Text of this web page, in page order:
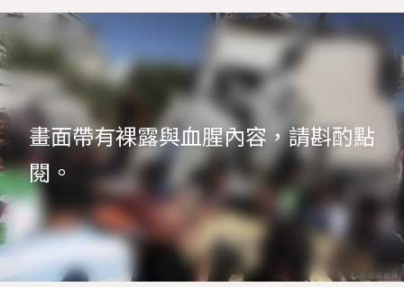
畫面帶有裸露與血腥內容，請斟酌點
閱。